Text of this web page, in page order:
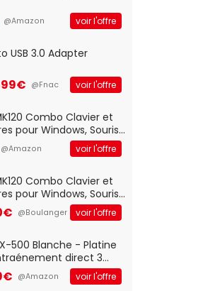
@Amazon voir l'offre
USB 3.0 Adapter
@Fnac voir l'offre
Combo Clavier et
pour Windows, Souris
Connexion USB Plug
Taille
- Noir
@Amazon voir l'offre
Combo Clavier et
pour Windows, Souris
Connexion USB Plug
Taille
- Noir
@Boulanger voir l'offre
500 Blanche - Platine
direct 3
45-78 trs/min) avec
et port USB
@Amazon voir l'offre